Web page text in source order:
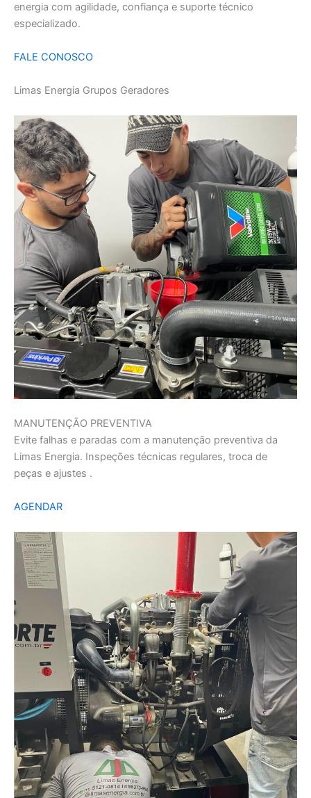
energia com agilidade, confiança e suporte técnico
especializado.
FALE CONOSCO
Limas Energia Grupos Geradores
MANUTENÇÃO PREVENTIVA
Evite falhas e paradas com a manutenção preventiva da
Limas Energia. Inspeções técnicas regulares, troca de
peças e ajustes .
AGENDAR